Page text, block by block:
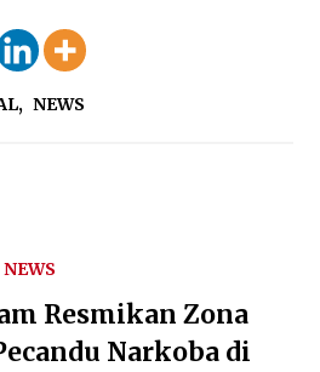
Bisa Berdampak Besar
, NEWS
NEWS
Resmikan Zona
Narkoba di